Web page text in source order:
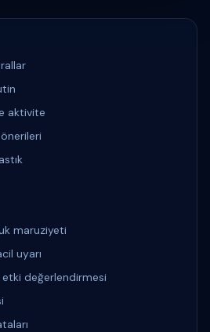
aktivite
maruziyeti
uyarı
değerlendirmesi